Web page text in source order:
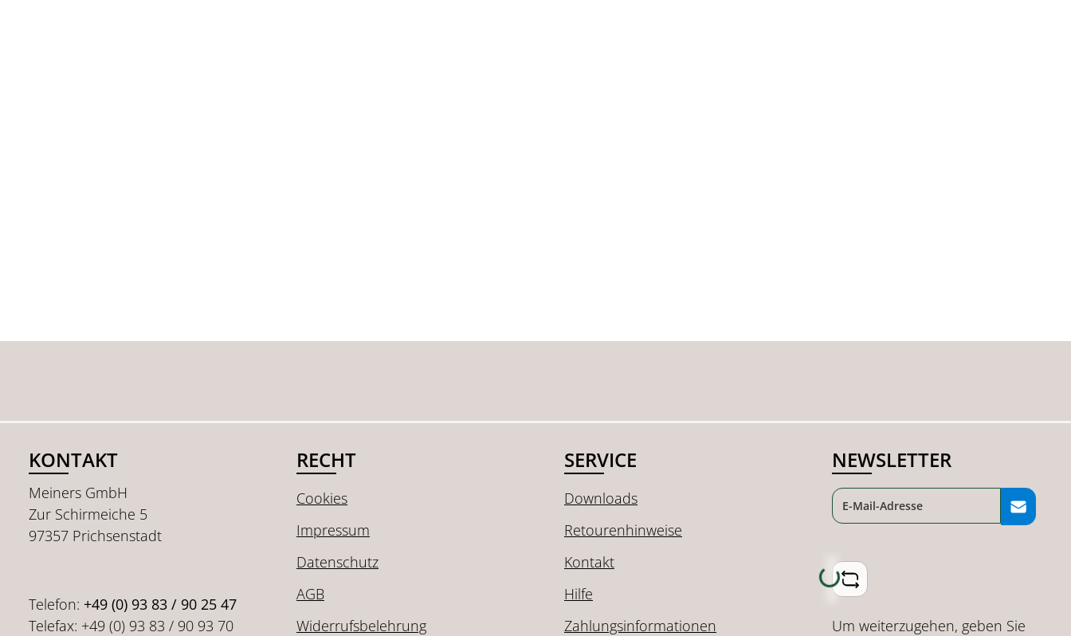
KONTAKT
Meiners GmbH
Zur Schirmeiche 5
97357 Prichsenstadt
Telefon: +49 (0) 93 83 / 90 25 47
Telefax: +49 (0) 93 83 / 90 93 70
RECHT
Cookies
Impressum
Datenschutz
AGB
Widerrufsbelehrung
SERVICE
Downloads
Retourenhinweise
Kontakt
Hilfe
Zahlungsinformationen
NEWSLETTER
Loading...Um weiterzugehen, geben Sie